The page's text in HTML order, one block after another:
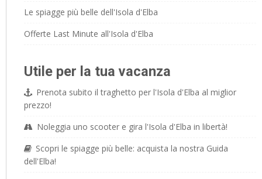
Le spiagge più belle dell'Isola d'Elba
Offerte Last Minute all'Isola d'Elba
Utile per la tua vacanza
Prenota subito il traghetto per l'Isola d'Elba al miglior
prezzo!
Noleggia uno scooter e gira l'Isola d'Elba in libertà!
Scopri le spiagge più belle: acquista la nostra Guida
dell'Elba!